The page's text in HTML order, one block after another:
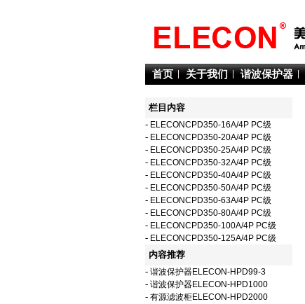
首页 关于我们 谐波保护器
栏目内容
- ELECONCPD350-16A/4P PC级
- ELECONCPD350-20A/4P PC级
- ELECONCPD350-25A/4P PC级
- ELECONCPD350-32A/4P PC级
- ELECONCPD350-40A/4P PC级
- ELECONCPD350-50A/4P PC级
- ELECONCPD350-63A/4P PC级
- ELECONCPD350-80A/4P PC级
- ELECONCPD350-100A/4P PC级
- ELECONCPD350-125A/4P PC级
内容推荐
- 谐波保护器ELECON-HPD99-3
- 谐波保护器ELECON-HPD1000
- 有源滤波柜ELECON-HPD2000